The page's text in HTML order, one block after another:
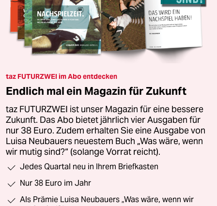
taz FUTURZWEI im Abo entdecken
Endlich mal ein Magazin für Zukunft
taz FUTURZWEI ist unser Magazin für eine bessere
Zukunft. Das Abo bietet jährlich vier Ausgaben für
nur 38 Euro. Zudem erhalten Sie eine Ausgabe von
Luisa Neubauers neuestem Buch „Was wäre, wenn
wir mutig sind?“ (solange Vorrat reicht).
Jedes Quartal neu in Ihrem Briefkasten
Nur 38 Euro im Jahr
Als Prämie Luisa Neubauers „Was wäre, wenn wir